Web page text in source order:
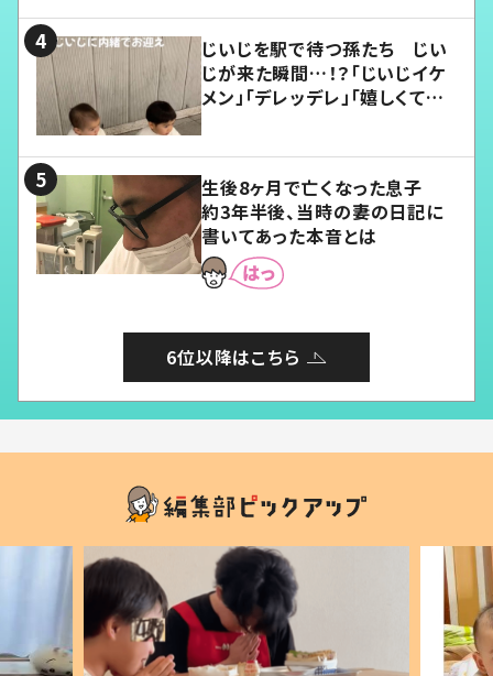
じいじを駅で待つ孫たち じい
じが来た瞬間…！？「じいじイケ
メン」「デレッデレ」「嬉しくて可
生後8ヶ月で亡くなった息子
約3年半後、当時の妻の日記に
書いてあった本音とは
6位以降はこちら